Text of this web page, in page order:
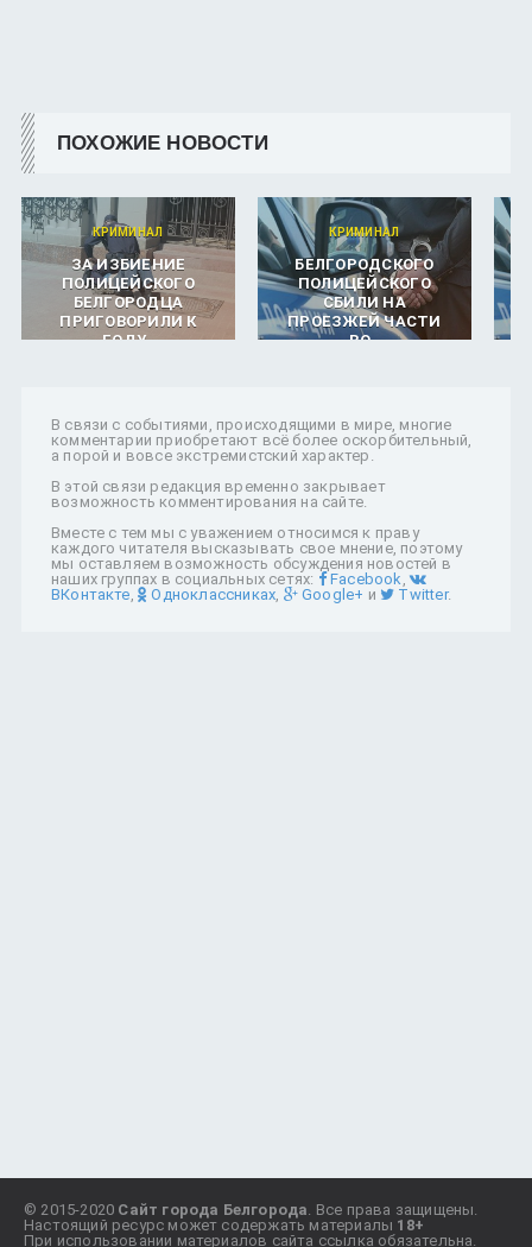
ПОХОЖИЕ НОВОСТИ
КРИМИНАЛ
ЗА ИЗБИЕНИЕ
ПОЛИЦЕЙСКОГО
БЕЛГОРОДЦА
ПРИГОВОРИЛИ К
ГОДУ..
КРИМИНАЛ
БЕЛГОРОДСКОГО
ПОЛИЦЕЙСКОГО
СБИЛИ НА
ПРОЕЗЖЕЙ ЧАСТИ
ВО..
В связи с событиями, происходящими в мире, многие
комментарии приобретают всё более оскорбительный,
а порой и вовсе экстремистский характер.
В этой связи редакция временно закрывает
возможность комментирования на сайте.
Вместе с тем мы с уважением относимся к праву
каждого читателя высказывать свое мнение, поэтому
мы оставляем возможность обсуждения новостей в
наших группах в социальных сетях:
Facebook ,
ВКонтакте , Одноклассниках Google+ и Twitter.
© 2015-2020 Сайт города Белгорода . Все права защищены.
Настоящий ресурс может содержать материалы 18+
При использовании материалов сайта ссылка обязательна.